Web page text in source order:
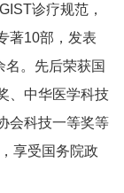
GIST诊疗规范，
著10部，发表
名。先后荣获国
、中华医学科技
会科技一等奖等
享受国务院政